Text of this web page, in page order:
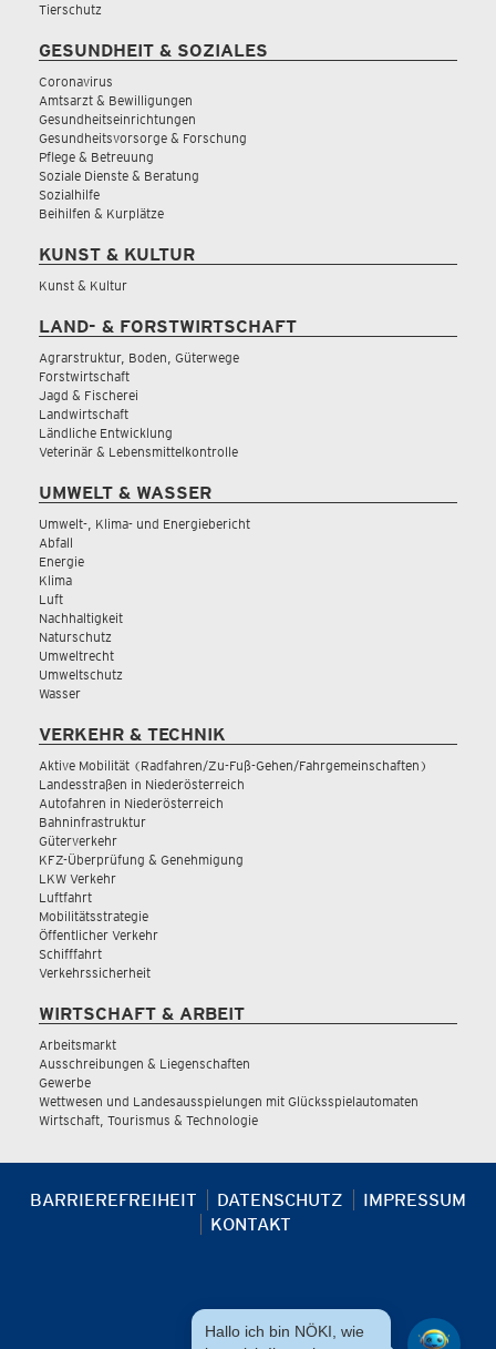
Tierschutz
GESUNDHEIT & SOZIALES
Coronavirus
Amtsarzt & Bewilligungen
Gesundheitseinrichtungen
Gesundheitsvorsorge & Forschung
Pflege & Betreuung
Soziale Dienste & Beratung
Sozialhilfe
Beihilfen & Kurplätze
KUNST & KULTUR
Kunst & Kultur
LAND- & FORSTWIRTSCHAFT
Agrarstruktur, Boden, Güterwege
Forstwirtschaft
Jagd & Fischerei
Landwirtschaft
Ländliche Entwicklung
Veterinär & Lebensmittelkontrolle
UMWELT & WASSER
Umwelt-, Klima- und Energiebericht
Abfall
Energie
Klima
Luft
Nachhaltigkeit
Naturschutz
Umweltrecht
Umweltschutz
Wasser
VERKEHR & TECHNIK
Aktive Mobilität (Radfahren/Zu-Fuß-Gehen/Fahrgemeinschaften)
Landesstraßen in Niederösterreich
Autofahren in Niederösterreich
Bahninfrastruktur
Güterverkehr
KFZ-Überprüfung & Genehmigung
LKW Verkehr
Luftfahrt
Mobilitätsstrategie
Öffentlicher Verkehr
Schifffahrt
Verkehrssicherheit
WIRTSCHAFT & ARBEIT
Arbeitsmarkt
Ausschreibungen & Liegenschaften
Gewerbe
Wettwesen und Landesausspielungen mit Glücksspielautomaten
Wirtschaft, Tourismus & Technologie
BARRIEREFREIHEIT DATENSCHUTZ
IMPRESSUM
KONTAKT
Hallo ich bin NÖKI, wie